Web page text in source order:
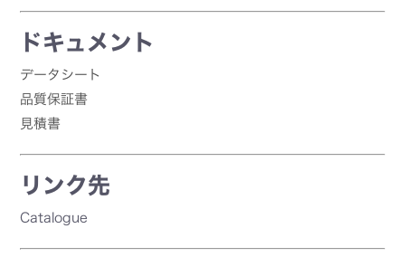
ドキュメント
データシート
品質保証書
見積書
リンク先
Catalogue